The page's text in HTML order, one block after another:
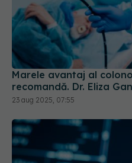
Marele avantaj al
recomandă. Dr. Eliza
23 aug 2025, 07:55